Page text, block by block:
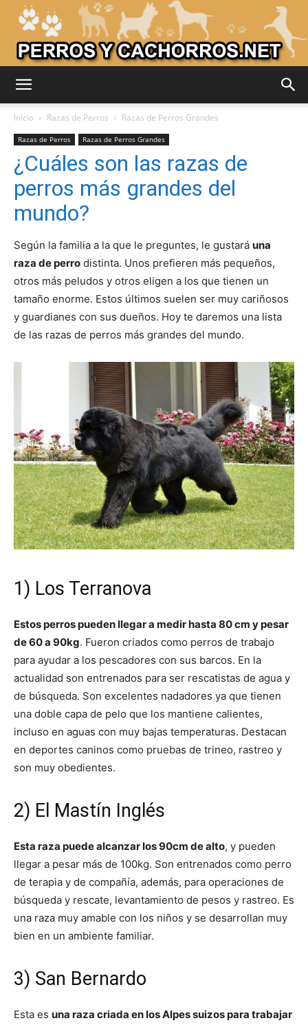
Perros
Razas
Perros
–
Fotos
Inicio Razas de Perros Razas de Perros Grandes
Razas de Perros Razas de Perros Grandes
¿Cuáles son las razas de
perros más grandes del
mundo?
Según la familia a la que le preguntes, le gustará una
raza de perro distinta. Unos prefieren más pequeños,
otros más peludos y otros eligen a los que tienen un
tamaño enorme. Estos últimos suelen ser muy cariñosos
y guardianes con sus dueños. Hoy te daremos una lista
de las razas de perros más grandes del mundo.
1) Los Terranova
Estos perros pueden llegar a medir hasta 80 cm y pesar
de 60 a 90kg. Fueron criados como perros de trabajo
para ayudar a los pescadores con sus barcos. En la
actualidad son entrenados para ser rescatistas de agua y
de búsqueda. Son excelentes nadadores ya que tienen
una doble capa de pelo que los mantiene calientes,
incluso en aguas con muy bajas temperaturas. Destacan
en deportes caninos como pruebas de trineo, rastreo y
son muy obedientes.
2) El Mastín Inglés
Esta raza puede alcanzar los 90cm de alto, y pueden
llegar a pesar más de 100kg. Son entrenados como perro
de terapia y de compañía, además, para operaciones de
búsqueda y rescate, levantamiento de pesos y rastreo. Es
una raza muy amable con los niños y se desarrollan muy
bien en un ambiente familiar.
3) San Bernardo
Esta es una raza criada en los Alpes suizos para trabajar